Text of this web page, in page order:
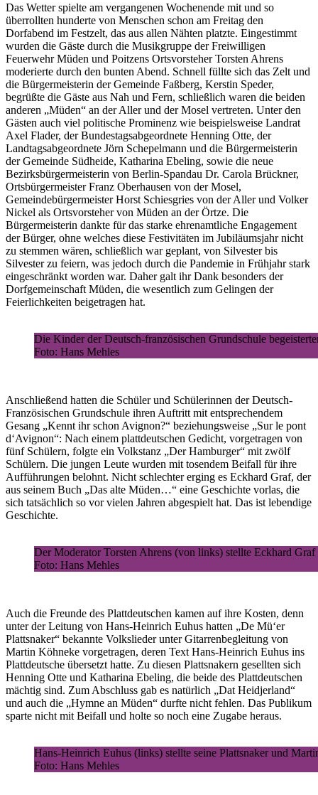
Das Wetter spielte am vergangenen Wochenende mit und so
überrollten hunderte von Menschen schon am Freitag den
Dorfabend im Festzelt, das aus allen Nähten platzte. Eingestimmt
wurden die Gäste durch die Musikgruppe der Freiwilligen
Feuerwehr Müden und Poitzens Ortsvorsteher Torsten Ahrens
moderierte durch den bunten Abend. Schnell füllte sich das Zelt und
die Bürgermeisterin der Gemeinde Faßberg, Kerstin Speder,
begrüßte die Gäste aus Nah und Fern, schließlich waren die beiden
anderen „Müden“ an der Aller und der Mosel vertreten. Unter den
Gästen auch viel politische Prominenz wie beispielsweise Landrat
Axel Flader, der Bundestagsabgeordnete Henning Otte, der
Landtagsabgeordnete Jörn Schepelmann und die Bürgermeisterin
der Gemeinde Südheide, Katharina Ebeling, sowie die neue
Bezirksbürgermeisterin von Berlin-Spandau Dr. Carola Brückner,
Ortsbürgermeister Franz Oberhausen von der Mosel,
Gemeindebürgermeister Horst Schiesgries von der Aller und Volker
Nickel als Ortsvorsteher von Müden an der Örtze. Die
Bürgermeisterin dankte für das starke ehrenamtliche Engagement
der Bürger, ohne welches diese Festivitäten im Jubiläumsjahr nicht
zu stemmen wären, schließlich war geplant, von Silvester bis
Silvester zu feiern, was jedoch durch die Pandemie in Frühjahr stark
eingeschränkt worden war. Daher galt ihr Dank besonders der
Dorfgemeinschaft Müden, die wesentlich zum Gelingen der
Feierlichkeiten beigetragen hat.
Die Kinder der Deutsch-französischen Grundschule
Foto: Hans Mehles
Anschließend hatten die Schüler und Schülerinnen der Deutsch-
Französischen Grundschule ihren Auftritt mit entsprechendem
Gesang „Kennt ihr schon Avignon?“ beziehungsweise „Sur le pont
d‘Avignon“: Nach einem plattdeutschen Gedicht, vorgetragen von
fünf Schülern, folgte ein Volkstanz „Der Hamburger“ mit zwölf
Schülern. Die jungen Leute wurden mit tosendem Beifall für ihre
Aufführungen belohnt. Nicht schlechter erging es Eckhard Graf, der
aus seinem Buch „Das alte Müden…“ eine Geschichte vorlas, die
sich tatsächlich so vor vielen Jahren abgespielt hat. Das ist lebendige
Geschichte.
Der Moderator Torsten Ahrens (von links) stellte Eckhard
Foto: Hans Mehles
Auch die Freunde des Plattdeutschen kamen auf ihre Kosten, denn
unter der Leitung von Hans-Heinrich Euhus hatten „De Mü‘er
Plattsnaker“ bekannte Volkslieder unter Gitarrenbegleitung von
Martin Köhneke vorgetragen, deren Text Hans-Heinrich Euhus ins
Plattdeutsche übersetzt hatte. Zu diesen Plattsnakern gesellten sich
Henning Otte und Katharina Ebeling, die beide des Plattdeutschen
mächtig sind. Zum Abschluss gab es natürlich „Dat Heidjerland“
und auch die „Hymne an Müden“ durfte nicht fehlen. Das Publikum
sparte nicht mit Beifall und holte so noch eine Zugabe heraus.
Hans-Heinrich Euhus (links) stellte seine Plattsnaker und
Foto: Hans Mehles